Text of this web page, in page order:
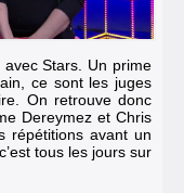
Stars. Un prime
ce sont les juges
On retrouve donc
Dereymezet Chris
répétitions avant un
tous les jours sur